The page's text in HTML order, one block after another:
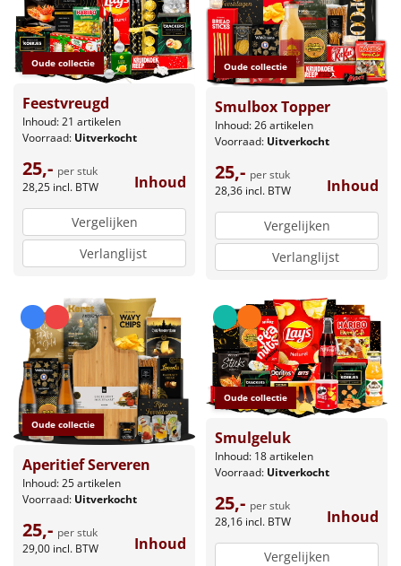
Per stuk
Alle overige
Oude collectie
Feestvreugd
Inhoud: 21 artikelen
Voorraad: Uitverkocht
25,- per stuk
28,25 incl. BTW Inhoud
Vergelijken
Verlanglijst
Oude collectie
Smulbox Topper
Inhoud: 26 artikelen
Voorraad: Uitverkocht
25,- per stuk
28,36 incl. BTW Inhoud
Vergelijken
Verlanglijst
Oude collectie
Aperitief Serveren
Inhoud: 25 artikelen
Voorraad: Uitverkocht
25,- per stuk
29,00 incl. BTW Inhoud
Oude collectie
Smulgeluk
Inhoud: 18 artikelen
Voorraad: Uitverkocht
25,- per stuk
28,16 incl. BTW Inhoud
Vergelijken